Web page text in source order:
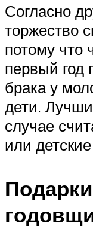
Согласно
торжество
потому что
первый год
брака у
дети.
случае
или